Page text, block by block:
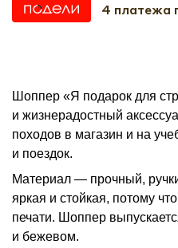
4 платежа
Шоппер «Я подарок для
и жизнерадостный
походов в магазин и на
и поездок.
Материал — прочный,
яркая и стойкая, потому
печати. Шоппер
и бежевом.